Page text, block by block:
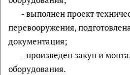
- выполнен проект
перевооружения,
документация;
- произведен закуп и
оборудования.